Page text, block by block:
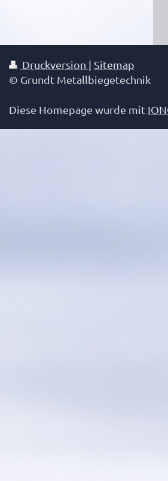
Druckversion | Sitemap
© Grundt Metallbiegetechnik
Diese Homepage wurde mit